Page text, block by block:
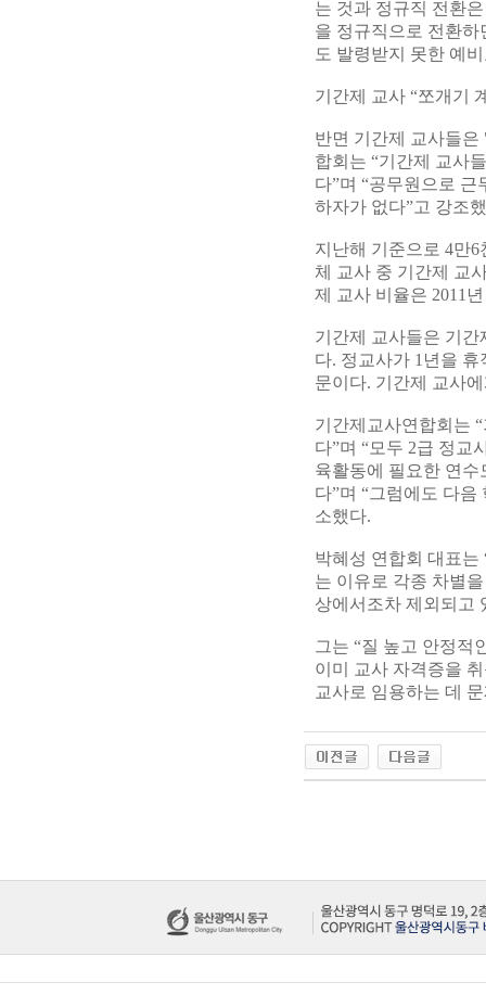
는 것과 정규직 전환
을 정규직으로 전환
도 발령받지 못한 예
기간제 교사 “쪼개기
반면 기간제 교사들
합회는 “기간제 교사
다”며 “공무원으로
하자가 없다”고 강조
지난해 기준으로 4만6
체 교사 중 기간제 교
제 교사 비율은 2011
기간제 교사들은 기
다. 정교사가 1년을
문이다. 기간제 교사
기간제교사연합회는
다”며 “모두 2급 정교
육활동에 필요한 연수
다”며 “그럼에도 다
소했다.
박혜성 연합회 대표
는 이유로 각종 차별
상에서조차 제외되고
그는 “질 높고 안정적
이미 교사 자격증을
교사로 임용하는 데